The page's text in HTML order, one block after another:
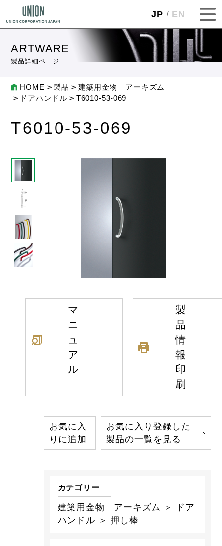
JP EN
ARTWARE
製品詳細ページ
HOME 製品
建築用金物 アーキズム
ドアハンドル
T6010-53-069
T6010-53-069
マ
ニ
ュ
ア
ル
製
品
情
報
印
刷
お気に入
りに追加
お気に入り登録した
製品の一覧を見る
カテゴリー
建築用金物 アーキズム ＞ ドア
ハンドル ＞ 押し棒